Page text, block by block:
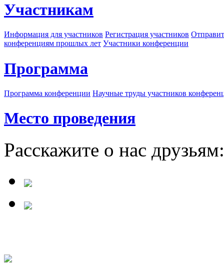
Участникам
Информация для участников Регистрация участников
конференциям прошлых лет Участники конференции
Программа
Программа конференции Научные труды участников
Место проведения
Расскажите о нас друзьям: